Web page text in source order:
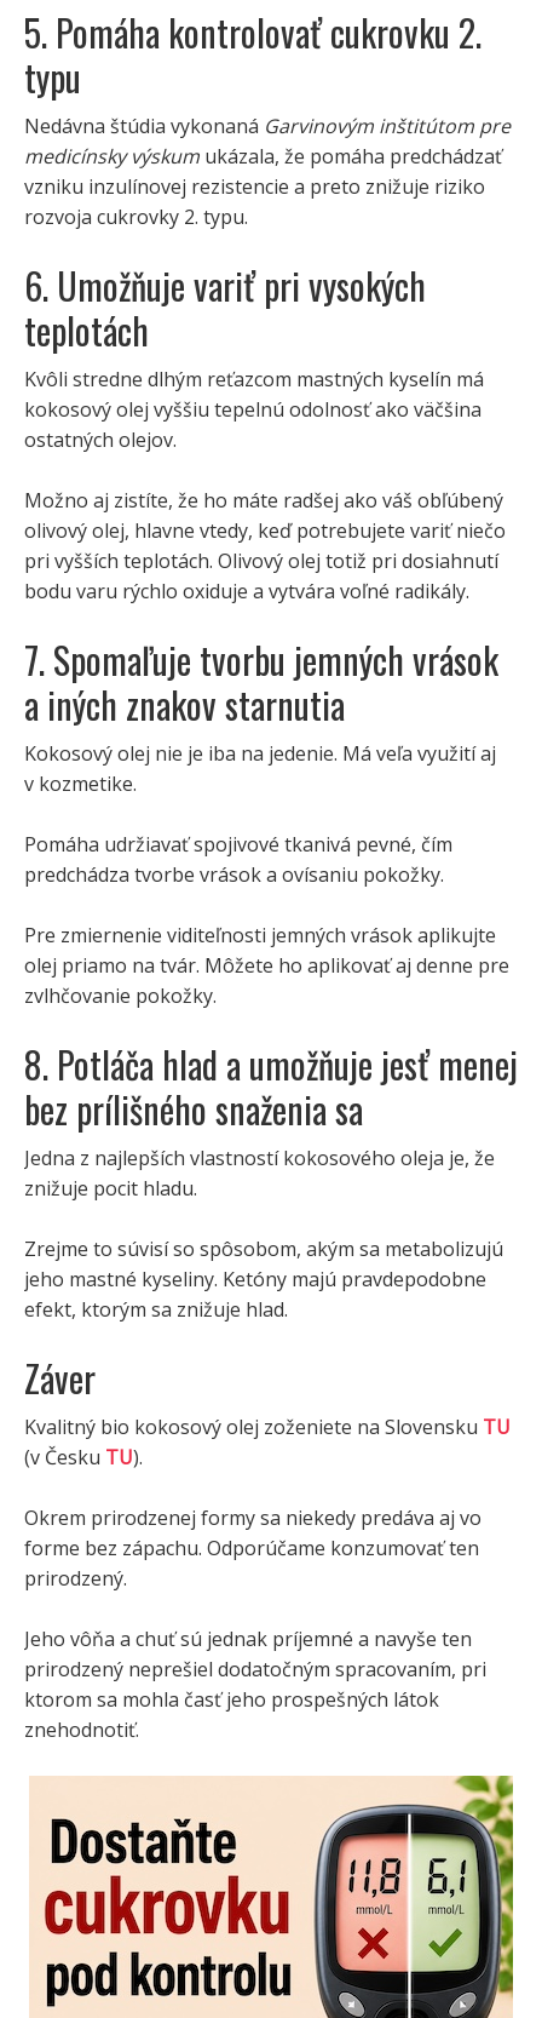
5. Pomáha kontrolovať cukrovku 2.
typu
Nedávna štúdia vykonaná Garvinovým inštitútom pre
medicínsky výskum ukázala, že pomáha predchádzať
vzniku inzulínovej rezistencie a preto znižuje riziko
rozvoja cukrovky 2. typu.
6. Umožňuje variť pri vysokých
teplotách
Kvôli stredne dlhým reťazcom mastných kyselín má
kokosový olej vyššiu tepelnú odolnosť ako väčšina
ostatných olejov.
Možno aj zistíte, že ho máte radšej ako váš obľúbený
olivový olej, hlavne vtedy, keď potrebujete variť niečo
pri vyšších teplotách. Olivový olej totiž pri dosiahnutí
bodu varu rýchlo oxiduje a vytvára voľné radikály.
7. Spomaľuje tvorbu jemných vrások
a iných znakov starnutia
Kokosový olej nie je iba na jedenie. Má veľa využití aj
v kozmetike.
Pomáha udržiavať spojivové tkanivá pevné, čím
predchádza tvorbe vrások a ovísaniu pokožky.
Pre zmiernenie viditeľnosti jemných vrások aplikujte
olej priamo na tvár. Môžete ho aplikovať aj denne pre
zvlhčovanie pokožky.
8. Potláča hlad a umožňuje jesť menej
bez prílišného snaženia sa
Jedna z najlepších vlastností kokosového oleja je, že
znižuje pocit hladu.
Zrejme to súvisí so spôsobom, akým sa metabolizujú
jeho mastné kyseliny. Ketóny majú pravdepodobne
efekt, ktorým sa znižuje hlad.
Záver
Kvalitný bio kokosový olej zoženiete na Slovensku TU
(v Česku TU).
Okrem prirodzenej formy sa niekedy predáva aj vo
forme bez zápachu. Odporúčame konzumovať ten
prirodzený.
Jeho vôňa a chuť sú jednak príjemné a navyše ten
prirodzený neprešiel dodatočným spracovaním, pri
ktorom sa mohla časť jeho prospešných látok
znehodnotiť.